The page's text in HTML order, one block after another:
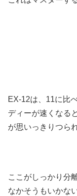
EX-12は、11に比
ディーが速くなる
が思いっきりつら
ここがしっかり分
なかそうもいかない